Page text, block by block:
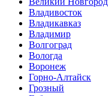
Владивосток
Владикавказ
Владимир
Волгоград
Вологда
Воронеж
Горно-Алтайск
Грозный